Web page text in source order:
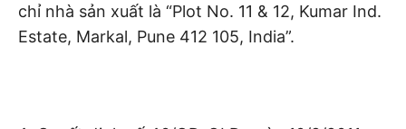
chỉ nhà sản xuất là “Plot No. 11 & 12, Kumar Ind.
Estate, Markal, Pune 412 105, India”.